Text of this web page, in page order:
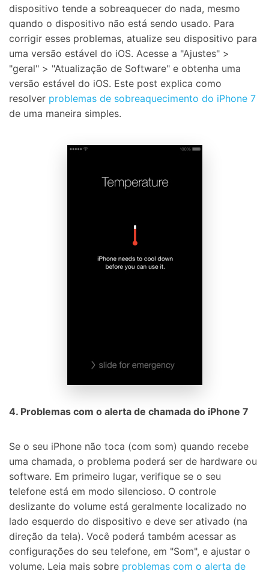
dispositivo tende a sobreaquecer do nada, mesmo
quando o dispositivo não está sendo usado. Para
corrigir esses problemas, atualize seu dispositivo para
uma versão estável do iOS. Acesse a "Ajustes" >
"geral" > "Atualização de Software" e obtenha uma
versão estável do iOS. Este post explica como
resolver problemas de sobreaquecimento do iPhone 7
de uma maneira simples.
4. Problemas com o alerta de chamada do iPhone 7
Se o seu iPhone não toca (com som) quando recebe
uma chamada, o problema poderá ser de hardware ou
software. Em primeiro lugar, verifique se o seu
telefone está em modo silencioso. O controle
deslizante do volume está geralmente localizado no
lado esquerdo do dispositivo e deve ser ativado (na
direção da tela). Você poderá também acessar as
configurações do seu telefone, em "Som", e ajustar o
volume. Leia mais sobre problemas com o alerta de